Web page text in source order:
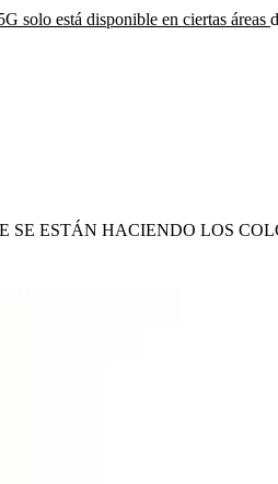
solo está disponible en ciertas áreas
SE ESTÁN HACIENDO LOS